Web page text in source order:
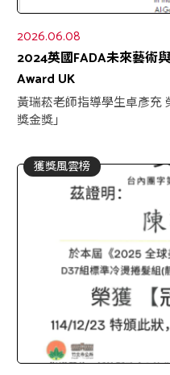
2026.06.08
2024英國FADA未來藝術
Award UK
黃瑞菘老師指導學生卓彥充
獎金獎」
獲獎風雲榜